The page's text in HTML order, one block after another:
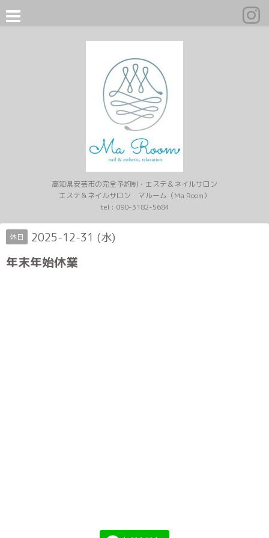
高知県安芸市の完全予約制・エステ＆ネイルサロン
エステ＆ネイルサロン マルーム（Ma Room）
tel : 090-3182-5684
休日 2025-12-31 (水)
年末年始休業